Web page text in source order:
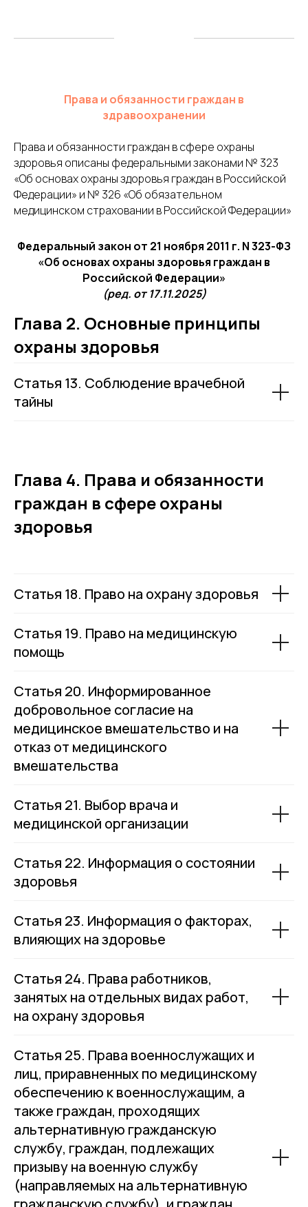
Права и обязанности граждан в
здравоохранении
Права и обязанности граждан в сфере охраны
здоровья описаны федеральными законами № 323
«Об основах охраны здоровья граждан в Российской
Федерации» и № 326 «Об обязательном
медицинском страховании в Российской Федерации»
Федеральный закон от 21 ноября 2011 г. N 323-ФЗ
«Об основах охраны здоровья граждан в
Российской Федерации»
(ред. от 17.11.2025)
Глава 2. Основные принципы
охраны здоровья
Статья 13. Соблюдение врачебной
тайны
Глава 4. Права и обязанности
граждан в сфере охраны
здоровья
Статья 18. Право на охрану здоровья
Статья 19. Право на медицинскую
помощь
Статья 20. Информированное
добровольное согласие на
медицинское вмешательство и на
отказ от медицинского
вмешательства
Статья 21. Выбор врача и
медицинской организации
Статья 22. Информация о состоянии
здоровья
Статья 23. Информация о факторах,
влияющих на здоровье
Статья 24. Права работников,
занятых на отдельных видах работ,
на охрану здоровья
Статья 25. Права военнослужащих и
лиц, приравненных по медицинскому
обеспечению к военнослужащим, а
также граждан, проходящих
альтернативную гражданскую
службу, граждан, подлежащих
призыву на военную службу
(направляемых на альтернативную